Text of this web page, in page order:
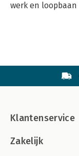
werk en loopbaan
Klantenservice
Zakelijk